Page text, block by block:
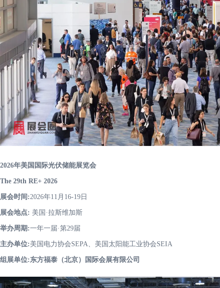
2026年美国国际光伏储能展览会
The 29th RE+ 2026
展会时间:2026年11月16-19日
展会地点: 美国·拉斯维加斯
举办周期:一年一届·第29届
主办单位:美国电力协会SEPA、美国太阳能工业协会SEIA
组展单位:东方福泰（北京）国际会展有限公司